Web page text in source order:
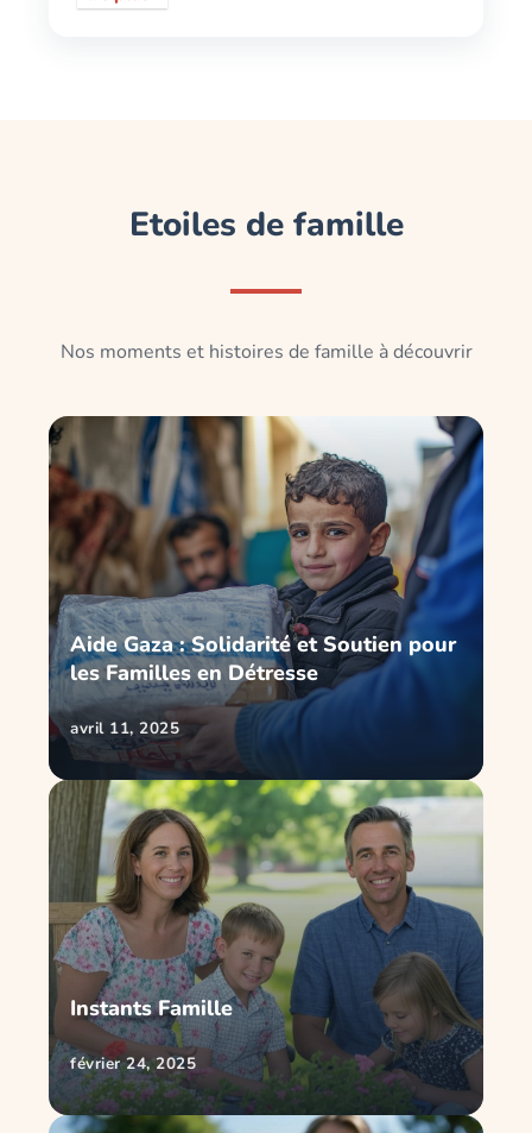
Etoiles de famille
Nos moments et histoires de famille à découvrir
Aide Gaza : Solidarité et Soutien pour
les Familles en Détresse
avril 11, 2025
Instants Famille
février 24, 2025